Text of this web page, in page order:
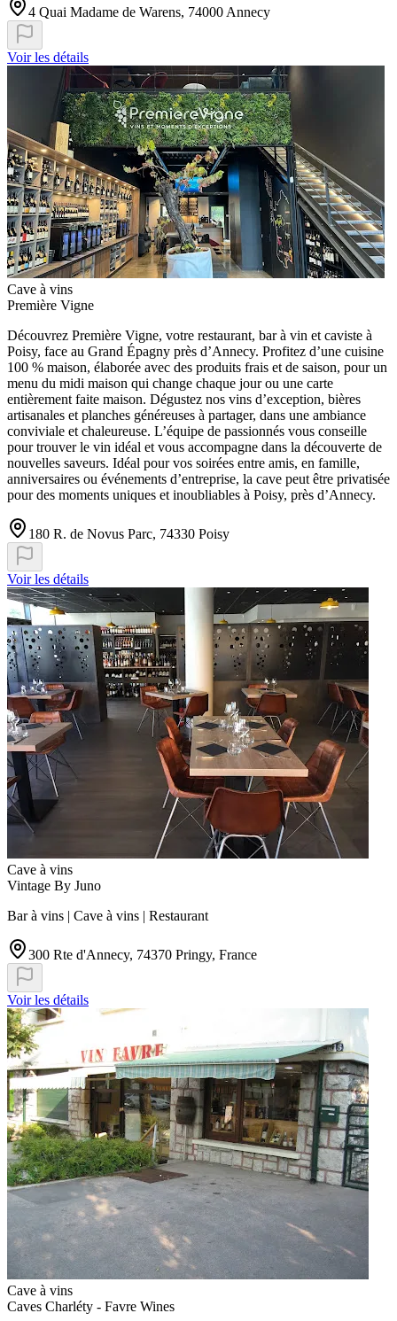
4 Quai Madame de Warens, 74000 Annecy
Voir les détails
Cave à vins
Première Vigne
Découvrez Première Vigne, votre restaurant, bar à vin et caviste à
Poisy, face au Grand Épagny près d’Annecy. Profitez d’une cuisine
100 % maison, élaborée avec des produits frais et de saison, pour un
menu du midi maison qui change chaque jour ou une carte
entièrement faite maison. Dégustez nos vins d’exception, bières
artisanales et planches généreuses à partager, dans une ambiance
conviviale et chaleureuse. L’équipe de passionnés vous conseille
pour trouver le vin idéal et vous accompagne dans la découverte de
nouvelles saveurs. Idéal pour vos soirées entre amis, en famille,
anniversaires ou événements d’entreprise, la cave peut être privatisée
pour des moments uniques et inoubliables à Poisy, près d’Annecy.
180 R. de Novus Parc, 74330 Poisy
Voir les détails
Cave à vins
Vintage By Juno
Bar à vins | Cave à vins | Restaurant
300 Rte d'Annecy, 74370 Pringy, France
Voir les détails
Cave à vins
Caves Charléty - Favre Wines